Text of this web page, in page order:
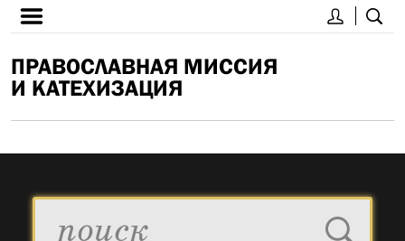
ПРАВОСЛАВНАЯ МИССИЯ
И КАТЕХИЗАЦИЯ